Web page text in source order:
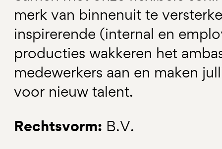
merk van binnenuit te
inspirerende (internal en
producties wakkeren het
medewerkers aan en maken
voor nieuw talent.
Rechtsvorm: B.V.